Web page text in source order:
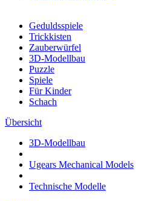
Geduldsspiele
Trickkisten
Zauberwürfel
3D-Modellbau
Puzzle
Spiele
Für Kinder
Schach
Übersicht
3D-Modellbau
Ugears Mechanical Models
Technische Modelle